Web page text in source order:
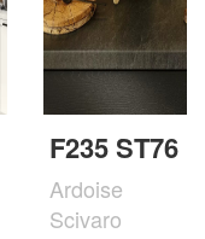
F235 ST76
Ardoise
Scivaro